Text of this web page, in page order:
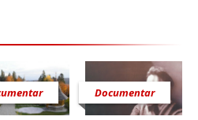
Documentar